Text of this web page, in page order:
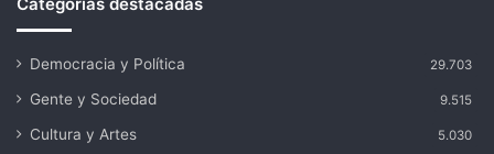
Democracia y Política 29.703
Gente y Sociedad 9.515
Cultura y Artes 5.030